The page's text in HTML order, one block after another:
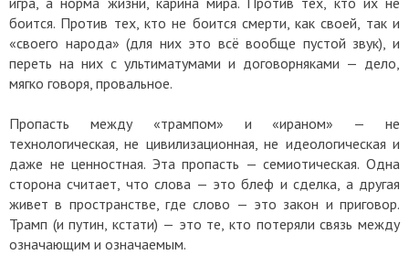
боится. Против тех, кто не боится смерти, как своей, так и
«своего народа» (для них это всё вообще пустой звук), и
переть на них с ультиматумами и договорняками — дело,
мягко говоря, провальное.
Пропасть между «трампом» и «ираном» — не
технологическая, не цивилизационная, не идеологическая и
даже не ценностная. Эта пропасть — семиотическая. Одна
сторона считает, что слова — это блеф и сделка, а другая
живет в пространстве, где слово — это закон и приговор.
Трамп (и путин, кстати) — это те, кто потеряли связь между
означающим и означаемым.